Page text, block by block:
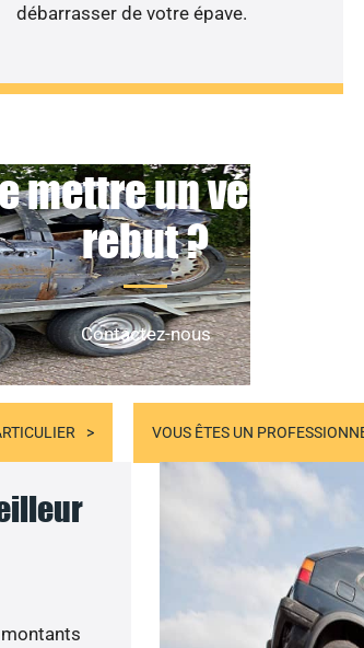
débarrasser de votre épave.
mettre un véhicule
rebut ?
Contactez-nous
VOUS ÊTES UN